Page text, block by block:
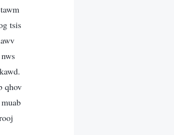
tsis
qhov